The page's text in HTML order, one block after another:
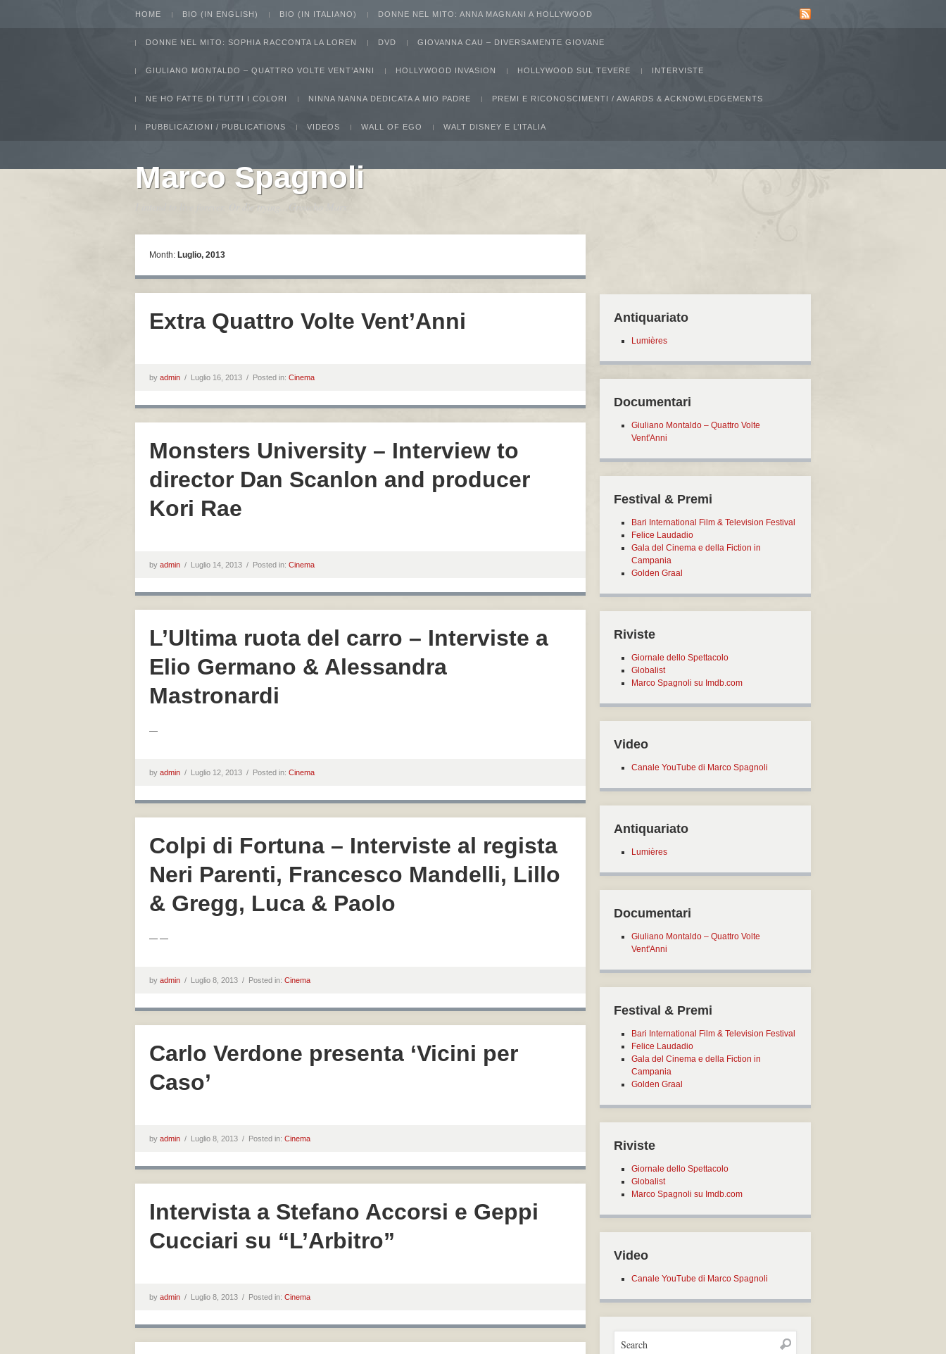
HOME BIO (IN ENGLISH) BIO (IN ITALIANO) DONNE NEL MITO: ANNA MAGNANI A HOLLYWOOD
DONNE NEL MITO: SOPHIA RACCONTA LA LOREN DVD GIOVANNA CAU – DIVERSAMENTE GIOVANE
GIULIANO MONTALDO – QUATTRO VOLTE VENT’ANNI HOLLYWOOD INVASION HOLLYWOOD SUL TEVERE INTERVISTE
NE HO FATTE DI TUTTI I COLORI NINNA NANNA DEDICATA A MIO PADRE PREMI E RICONOSCIMENTI / AWARDS & ACKNOWLEDGEMENTS
PUBBLICAZIONI / PUBLICATIONS VIDEOS WALL OF EGO WALT DISNEY E L’ITALIA
Marco Spagnoli
Month: Luglio, 2013
Extra Quattro Volte Vent’Anni
by admin / Luglio 16, 2013 / Posted in: Cinema
Monsters University – Interview to
director Dan Scanlon and producer
Kori Rae
by admin / Luglio 14, 2013 / Posted in: Cinema
L’Ultima ruota del carro – Interviste a
Elio Germano & Alessandra
Mastronardi
—
by admin / Luglio 12, 2013 / Posted in: Cinema
Colpi di Fortuna – Interviste al regista
Neri Parenti, Francesco Mandelli, Lillo
& Gregg, Luca & Paolo
— —
by admin / Luglio 8, 2013 / Posted in: Cinema
Carlo Verdone presenta ‘Vicini per
Caso’
by admin / Luglio 8, 2013 / Posted in: Cinema
Intervista a Stefano Accorsi e Geppi
Cucciari su “L’Arbitro”
by admin / Luglio 8, 2013 / Posted in: Cinema
Antiquariato
Lumières
Documentari
Giuliano Montaldo – Quattro Volte
Vent'Anni
Festival & Premi
Bari International Film & Television Festival
Felice Laudadio
Gala del Cinema e della Fiction in
Campania
Golden Graal
Riviste
Giornale dello Spettacolo
Globalist
Marco Spagnoli su Imdb.com
Video
Canale YouTube di Marco Spagnoli
Antiquariato
Lumières
Documentari
Giuliano Montaldo – Quattro Volte
Vent'Anni
Festival & Premi
Bari International Film & Television Festival
Felice Laudadio
Gala del Cinema e della Fiction in
Campania
Golden Graal
Riviste
Giornale dello Spettacolo
Globalist
Marco Spagnoli su Imdb.com
Video
Canale YouTube di Marco Spagnoli